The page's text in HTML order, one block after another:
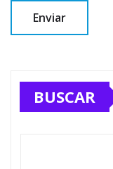
BUSCAR